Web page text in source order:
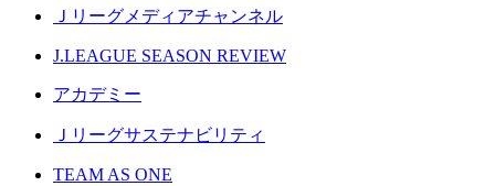
Ｊリーグメディアチャンネル
J.LEAGUE SEASON REVIEW
アカデミー
Ｊリーグサステナビリティ
TEAM AS ONE